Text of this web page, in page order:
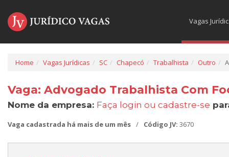
Vagas
Home Vagas Jurídicas SC Chapecó Trabalhista Outro
Vaga: Advogado Trabalhista Com
Nome da empresa: Faça login ou cadastre-se
Vaga cadastrada há mais de um mês / Código JV: 3670